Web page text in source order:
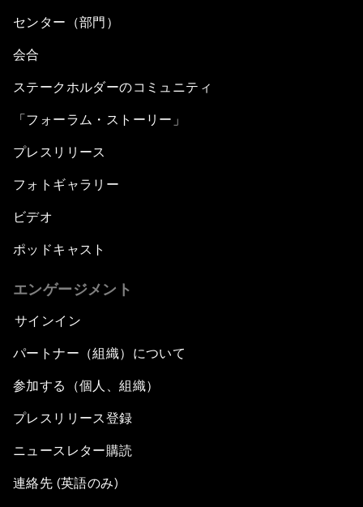
センター（部門）
会合
ステークホルダーのコミュニティ
「フォーラム・ストーリー」
プレスリリース
フォトギャラリー
ビデオ
ポッドキャスト
エンゲージメント
サインイン
パートナー（組織）について
参加する（個人、組織）
プレスリリース登録
ニュースレター購読
連絡先 (英語のみ)